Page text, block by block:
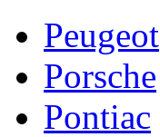
Peugeot
Porsche
Pontiac